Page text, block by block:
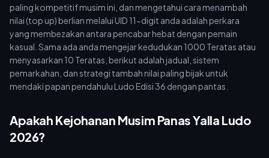
paling kompetitif musim ini, dan mengetahui cara menambah
nilai (top up) berlian melalui UID 11-digit anda adalah perkara
yang membezakan antara pencabar hebat dengan pemain
kasual. Sama ada anda mengejar kedudukan 1000 Teratas atau
menyasarkan 10 Teratas, berikut adalah jadual, sistem
pemarkahan, dan strategi tambah nilai paling bijak untuk
mendaki papan pendahulu Ludo Edisi 36 dengan pantas.
Apakah Kejohanan Musim Panas Yalla Ludo
2026?